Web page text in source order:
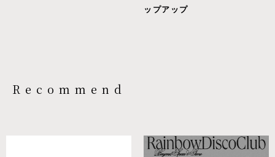
ップアップ
Recommend